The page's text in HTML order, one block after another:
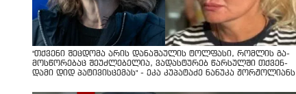
"თქვენი შეცდომა არის დანაშაულის ტოლფასი, რომ­ლის გა­
მოს­წო­რე­ბაც შე­უძ­ლე­ბე­ლია, ვა­დას­ტუ­რებ წარ­სულ­ში თქვენ­
და­მი დიდ პა­ტი­ვის­ცე­მას" - ეკა კუპატაძე ნანუკა ჟორჟოლიანს